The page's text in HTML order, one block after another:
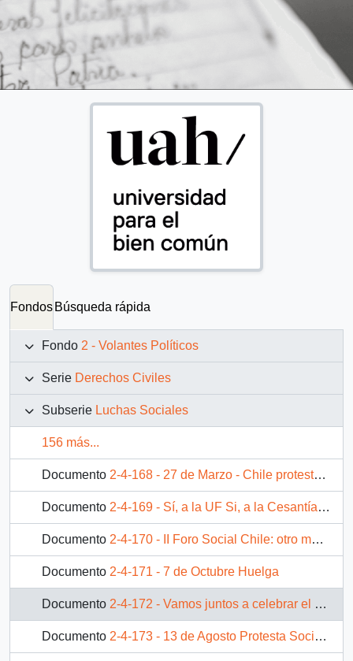
Fondos Búsqueda rápida
Fondo 2 - Volantes Políticos
Serie Derechos Civiles
Subserie Luchas Sociales
156 más...
Documento 2-4-168 - 27 de Marzo - Chile protesta por Chile
Documento 2-4-169 - Sí, a la UF Si, a la Cesantía Si, a la tortura Si, a pagar la salud Si, a niños comiendo en la basura...Si, huevón
Documento 2-4-170 - II Foro Social Chile: otro mundo es posible, otro Chile también
Documento 2-4-171 - 7 de Octubre Huelga
Documento 2-4-172 - Vamos juntos a celebrar el Centenario del nacimiento de nuestro querido Cardenal Raúl Silva Henríquez
Documento 2-4-173 - 13 de Agosto Protesta Social ¡¡protesta con esperanza, protesta como en Dictadura!!